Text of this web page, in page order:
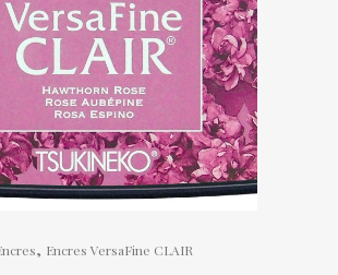
, Encres VersaFine CLAIR